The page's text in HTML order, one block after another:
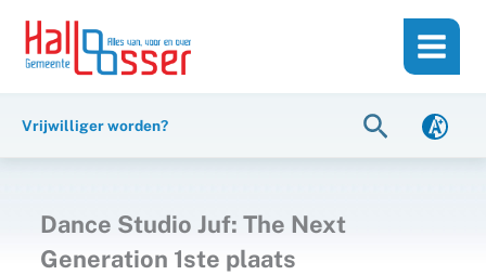
inhoud
naar
Vrijwilliger worden? Zoeken
Dance Studio Juf: The Next
Generation 1ste plaats